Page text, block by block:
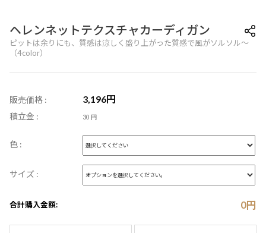
ヘレンネットテクスチャカーディガン
ピットは余りにも、質感は涼しく盛り上がった質感で風がソルソル〜
（4color）
販売価格 : 3,196円
積立金 : 30 円
色 :
サイズ :
合計購入金額: 0円